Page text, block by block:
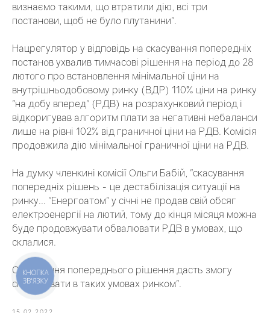
визнаємо такими, що втратили дію, всі три
постанови, щоб не було плутанини".
Нацрегулятор у відповідь на скасування попередніх
постанов ухвалив тимчасові рішення на період до 28
лютого про встановлення мінімальної ціни на
внутрішньодобовому ринку (ВДР) 110% ціни на ринку
"на добу вперед" (РДВ) на розрахунковий період і
відкоригував алгоритм плати за негативні небаланси
лише на рівні 102% від граничної ціни на РДВ. Комісія
продовжила дію мінімальної граничної ціни на РДВ.
На думку членкині комісії Ольги Бабій, "скасування
попередніх рішень - це дестабілізація ситуації на
ринку... "Енергоатом" у січні не продав свій обсяг
електроенергії на лютий, тому до кінця місяця можна
буде продовжувати обвалювати РДВ в умовах, що
склалися.
Скасування попереднього рішення дасть змогу
спекулювати в таких умовах ринком".
КНОПКА
ЗВ'ЯЗКУ